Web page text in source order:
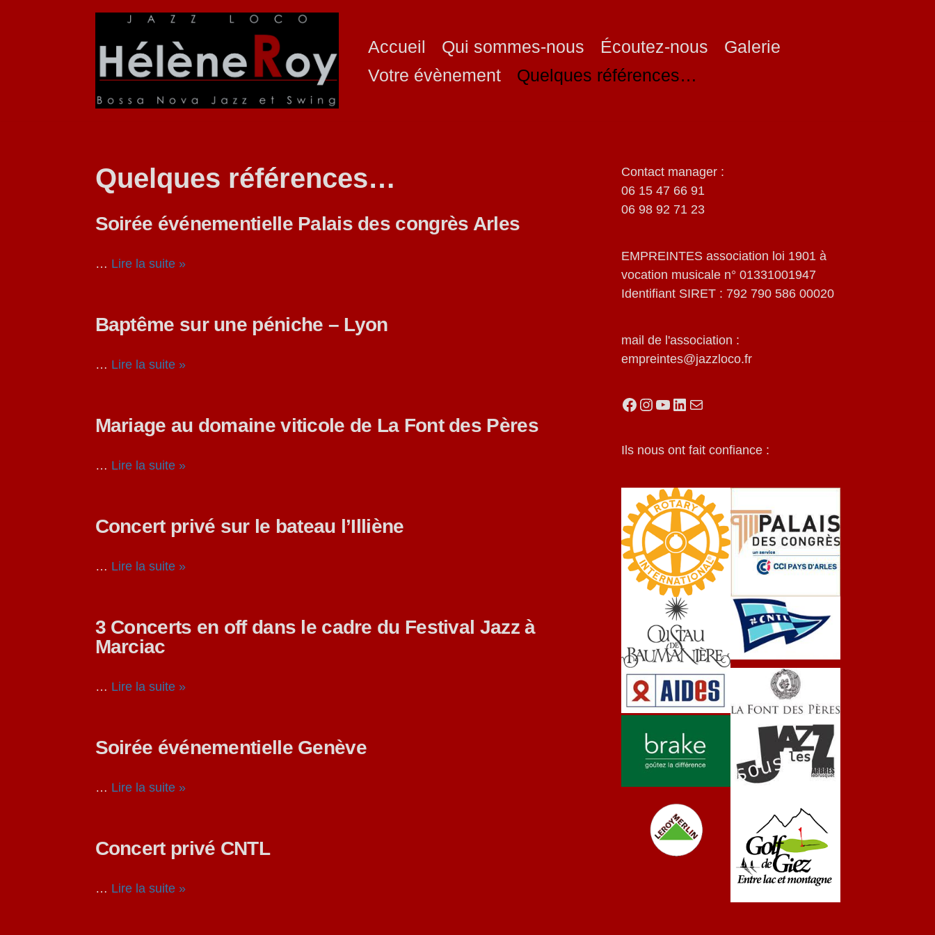
Accueil Qui sommes-nous Écoutez-nous
Galerie
Votre évènement
Quelques références…
Quelques références…
Soirée événementielle Palais des congrès Arles
… Lire la suite »
Baptême sur une péniche – Lyon
… Lire la suite »
Mariage au domaine viticole de La Font des Pères
… Lire la suite »
Concert privé sur le bateau l’Illiène
… Lire la suite »
3 Concerts en off dans le cadre du Festival Jazz à
Marciac
… Lire la suite »
Soirée événementielle Genève
… Lire la suite »
Concert privé CNTL
… Lire la suite »
Contact manager :
06 15 47 66 91
06 98 92 71 23
EMPREINTES association loi 1901 à
vocation musicale n° 01331001947
Identifiant SIRET : 792 790 586 00020
mail de l'association :
empreintes@jazzloco.fr
Ils nous ont fait confiance :